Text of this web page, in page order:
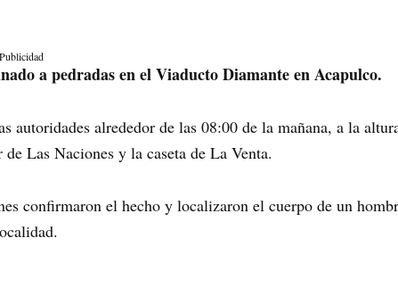
Publicidad
a pedradas en el Viaducto Diamante en Acapulco.
alrededor de las 08:00 de la mañana, a la
Las Naciones y la caseta de La Venta.
confirmaron el hecho y localizaron el cuerpo de un